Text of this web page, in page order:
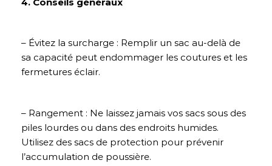
– Évitez la surcharge : Remplir un sac au-delà de
sa capacité peut endommager les coutures et les
fermetures éclair.
– Rangement : Ne laissez jamais vos sacs sous des
piles lourdes ou dans des endroits humides.
Utilisez des sacs de protection pour prévenir
l’accumulation de poussière.